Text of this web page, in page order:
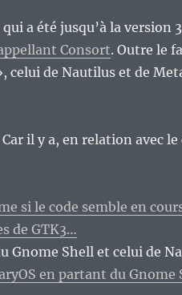
a été jusqu’à la version
Consort. Outre le
celui de Nautilus et de
il y a, en relation avec le
si le code semble en
de GTK3…
Gnome Shell et celui de
en partant du Gnome